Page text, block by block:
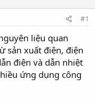
#1
liệu quan
sản xuất điện, điện
điện và dẫn nhiệt
ứng dụng công